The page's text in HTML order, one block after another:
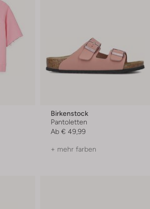
Birkenstock
Pantoletten
Ab € 49,99
+ mehr farben